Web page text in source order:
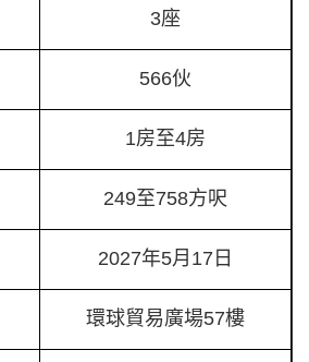
3座
566伙
1房至4房
249至758方呎
2027年5月17日
環球貿易廣場57樓